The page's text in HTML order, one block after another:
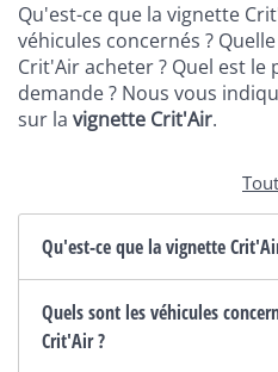
Qu'est-ce que la vignette
véhicules concernés ?
Crit'Air acheter ? Quel est le
demande ? Nous vous
sur la vignette Crit'Air.
Qu'est-ce que la vignette
Quels sont les véhicules
Crit'Air ?